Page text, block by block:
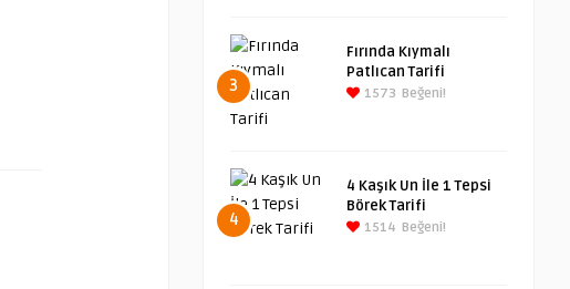
3
Fırında Kıymalı
Patlıcan Tarifi
1573 Beğeni!
4
4 Kaşık Un İle 1 Tepsi
Börek Tarifi
1514 Beğeni!